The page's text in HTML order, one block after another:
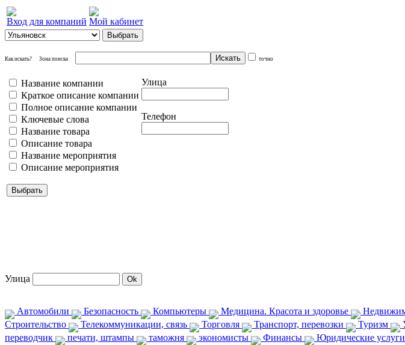
Вход для компаний Мой кабинет
Как искать? Зона поиска точно
Название компании
Краткое описание компании
Полное описание компании
Ключевые слова
Название товара
Описание товара
Название мероприятия
Описание мероприятия
Улица
Телефон
Улица
Автомобили Безопасность Компьютеры Медицина. Красота и здоровье
Строительство
Телекоммуникации, связь Торговля Транспорт, перевозки Туризм
переводчик
печати, штампы таможня экономисты Финансы Юридические услуги